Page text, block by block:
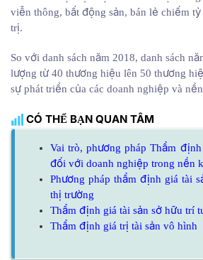
viễn thông, bất động sản, bán lẻ chiếm tỷ
trị.
So với danh sách năm 2018, danh sách
lượng từ 40 thương hiệu lên 50 thương
sự phát triển của các doanh nghiệp và
CÓ THỂ BẠN QUAN TÂM
Vai trò, phương pháp Thẩm
đối với doanh nghiệp trong nền
Phương pháp thẩm định giá tài
thị trường
Thẩm định giá tài sản sở hữu trí
Thẩm định giá trị tài sản vô hình